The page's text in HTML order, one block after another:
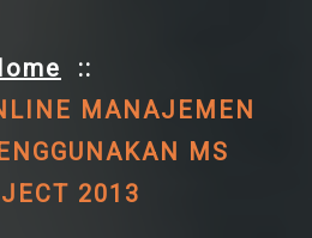
::
MANAJEMEN
MS
2013